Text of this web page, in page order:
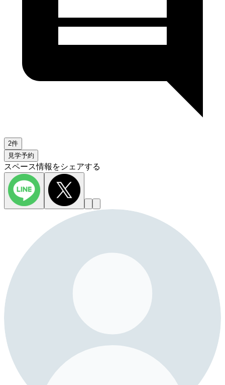
2件
見学予約
スペース情報をシェアする